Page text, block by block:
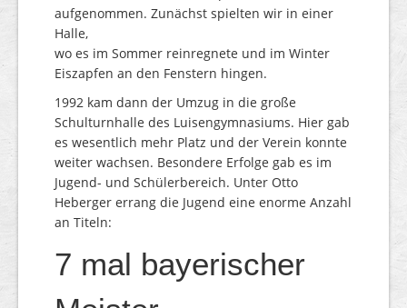
aufgenommen. Zunächst spielten wir in einer
Halle,
wo es im Sommer reinregnete und im Winter
Eiszapfen an den Fenstern hingen.
1992 kam dann der Umzug in die große
Schulturnhalle des Luisengymnasiums. Hier gab
es wesentlich mehr Platz und der Verein konnte
weiter wachsen. Besondere Erfolge gab es im
Jugend- und Schülerbereich. Unter Otto
Heberger errang die Jugend eine enorme Anzahl
an Titeln:
7 mal bayerischer